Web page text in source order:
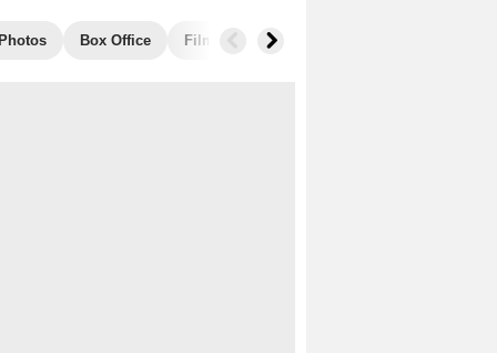
Photos Box Office Films similaires